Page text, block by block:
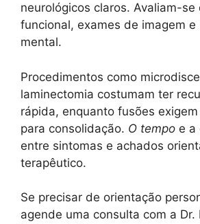
neurológicos claros. Avaliam-se
funcional, exames de imagem
mental.
Procedimentos como
laminectomia costumam ter
rápida, enquanto fusões
para consolidação. O tempo e a
entre sintomas e achados
terapêutico.
Se precisar de orientação
agende uma consulta com a Dr.